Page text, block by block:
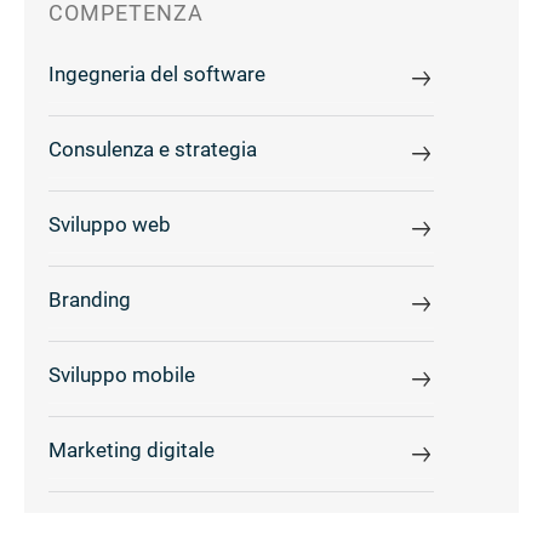
COMPETENZA
Ingegneria del software
Consulenza e strategia
Sviluppo web
Branding
Sviluppo mobile
Marketing digitale